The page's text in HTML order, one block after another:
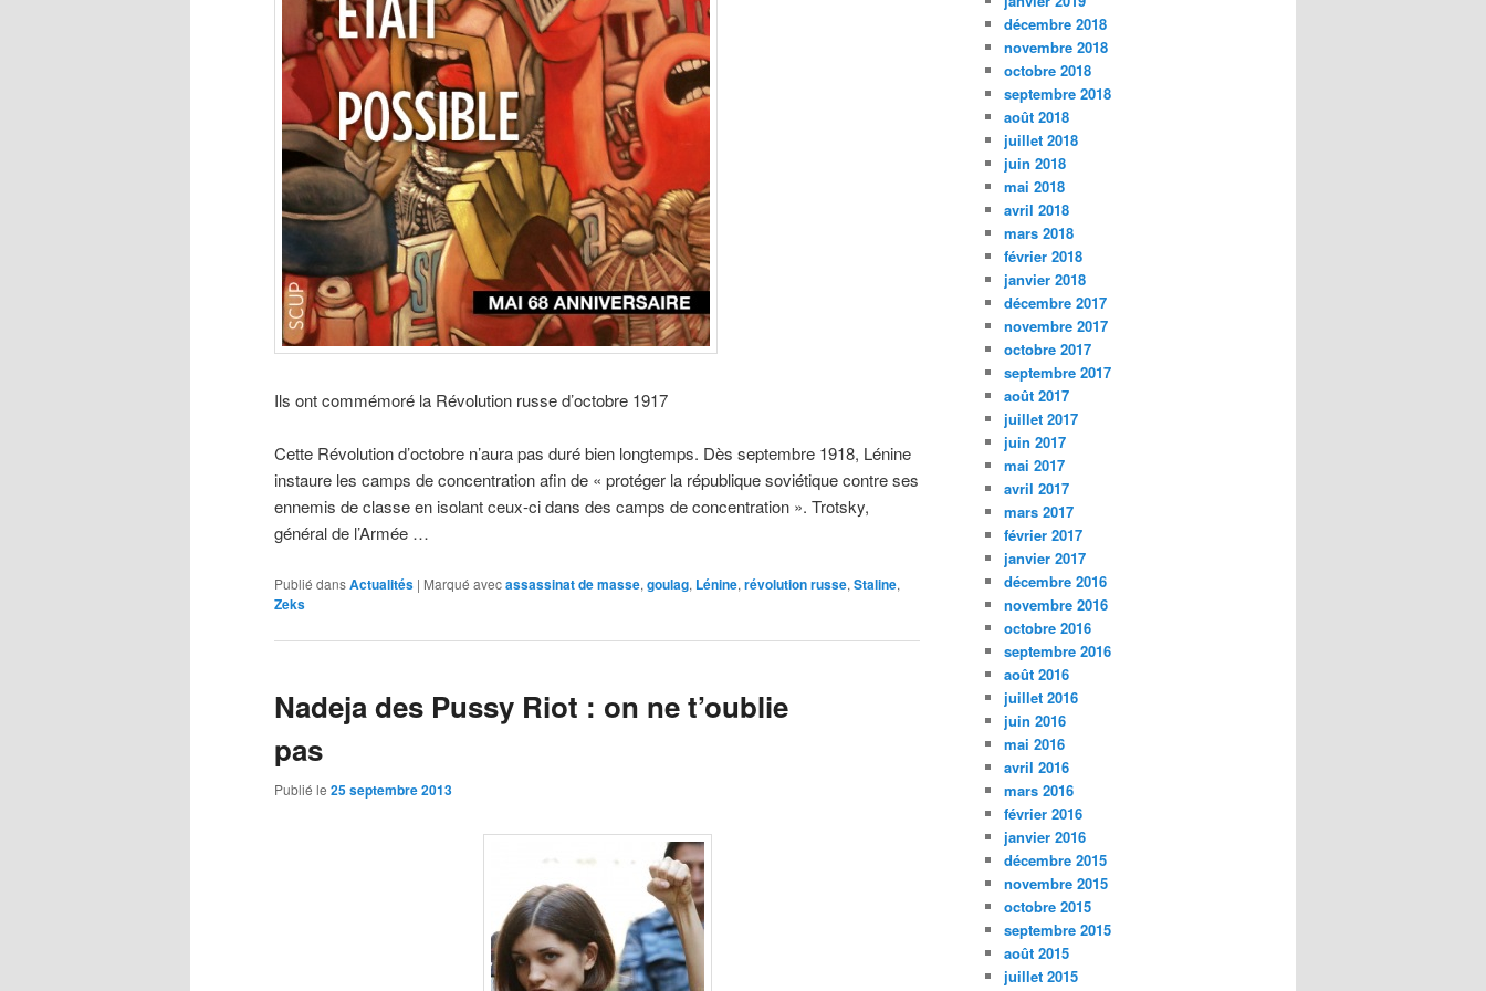
Ils ont commémoré la Révolution russe d’octobre 1917
Cette Révolution d’octobre n’aura pas duré bien longtemps. Dès septembre 1918, Lénine
instaure les camps de concentration afin de « protéger la république soviétique contre ses
ennemis de classe en isolant ceux-ci dans des camps de concentration ». Trotsky,
général de l’Armée …
Publié dansActualités | Marqué avecassassinat de masse, goulag, Lénine, révolution russe, Staline,
Zeks
Nadeja des Pussy Riot : on ne t’oublie
pas
Publié le 25 septembre 2013
décembre 2018
novembre 2018
octobre 2018
septembre 2018
août 2018
juillet 2018
juin 2018
mai 2018
avril 2018
mars 2018
février 2018
janvier 2018
décembre 2017
novembre 2017
octobre 2017
septembre 2017
août 2017
juillet 2017
juin 2017
mai 2017
avril 2017
mars 2017
février 2017
janvier 2017
décembre 2016
novembre 2016
octobre 2016
septembre 2016
août 2016
juillet 2016
juin 2016
mai 2016
avril 2016
mars 2016
février 2016
janvier 2016
décembre 2015
novembre 2015
octobre 2015
septembre 2015
août 2015
juillet 2015